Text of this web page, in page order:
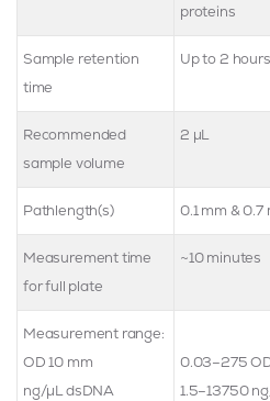
proteins
Sample retention
time
Up to 2 hours
Recommended
sample volume
2 µL
Pathlength(s) 0.1 mm & 0.7
Measurement time
for full plate
~10 minutes
Measurement range:
OD 10 mm
ng/µL dsDNA
0.03–275
1.5–13750